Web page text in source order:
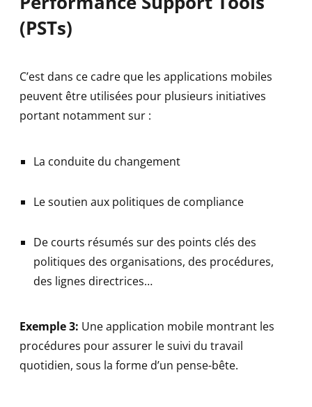
(PSTs)
C’est dans ce cadre que les applications mobiles
peuvent être utilisées pour plusieurs initiatives
portant notamment sur :
La conduite du changement
Le soutien aux politiques de compliance
De courts résumés sur des points clés des
politiques des organisations, des procédures,
des lignes directrices…
Exemple 3: Une application mobile montrant les
procédures pour assurer le suivi du travail
quotidien, sous la forme d’un pense-bête.